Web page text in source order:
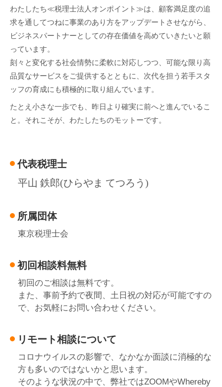
わたしたち≪税理士法人オンポイント≫は、顧客満足度の追
求を通してつねに事業のあり方をアップデートさせながら、
ビジネスパートナーとしての存在価値を高めていきたいと願
っています。
刻々と変化する社会情勢に柔軟に対応しつつ、可能な限り高
品質なサービスをご提供するとともに、次代を担う若手スタ
ッフの育成にも積極的に取り組んでいます。
たとえ小さな一歩でも、昨日より確実に前へと進んでいるこ
と。それこそが、わたしたちのモットーです。
代表税理士
平山 鉄郎(ひらやま てつろう)
所属団体
東京税理士会
初回相談料無料
初回のご相談は無料です。
また、事前予約で夜間、土日祝の対応が可能ですの
で、お気軽にお問い合わせください。
リモート相談について
コロナウイルスの影響で、なかなか面談に消極的な
方も多いのではないかと思います。
そのような状況の中で、弊社ではZOOMやWhereby